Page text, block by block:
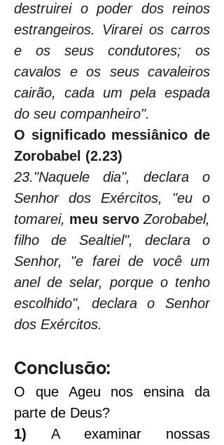
destruirei o poder dos reinos
estrangeiros. Virarei os carros
e os seus condutores; os
cavalos e os seus cavaleiros
cairão, cada um pela espada
do seu companheiro".
O significado messiânico de
Zorobabel (2.23)
23."Naquele dia", declara o
Senhor dos Exércitos, "eu o
tomarei, meu servo Zorobabel,
filho de Sealtiel", declara o
Senhor, "e farei de você um
anel de selar, porque o tenho
escolhido", declara o Senhor
dos Exércitos.
Conclusão:
O que Ageu nos ensina da
parte de Deus?
1) A examinar nossas